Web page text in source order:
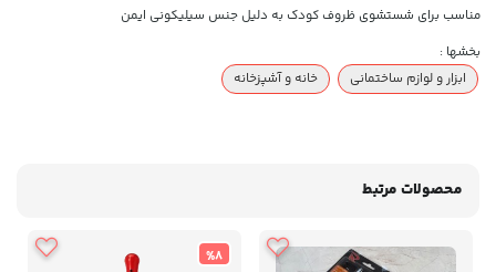
مناسب برای شستشوی ظروف کودک به دلیل جنس سیلیکونی ایمن
بخشها :
ابزار و لوازم ساختمانی
خانه و آشپزخانه
محصولات مرتبط
%8